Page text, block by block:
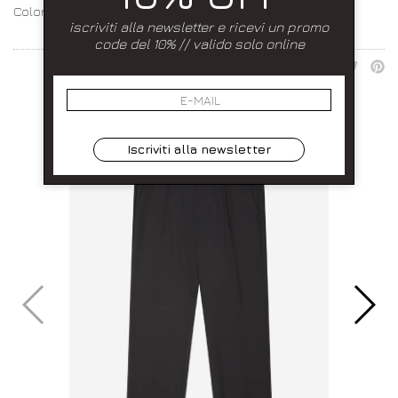
Colore:
iscriviti alla newsletter e ricevi un promo
code del 10% // valido solo online
Iscriviti alla newsletter